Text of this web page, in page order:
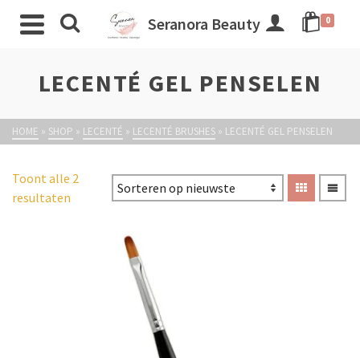
Seranora Beauty 0
LECENTÉ GEL PENSELEN
HOME » SHOP » LECENTÉ » LECENTÉ BRUSHES » LECENTÉ GEL PENSELEN
Toont alle 2
resultaten